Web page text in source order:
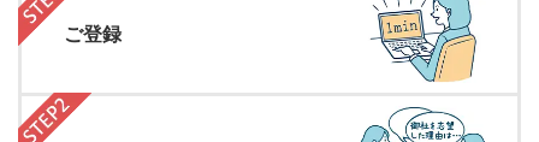
ご登録